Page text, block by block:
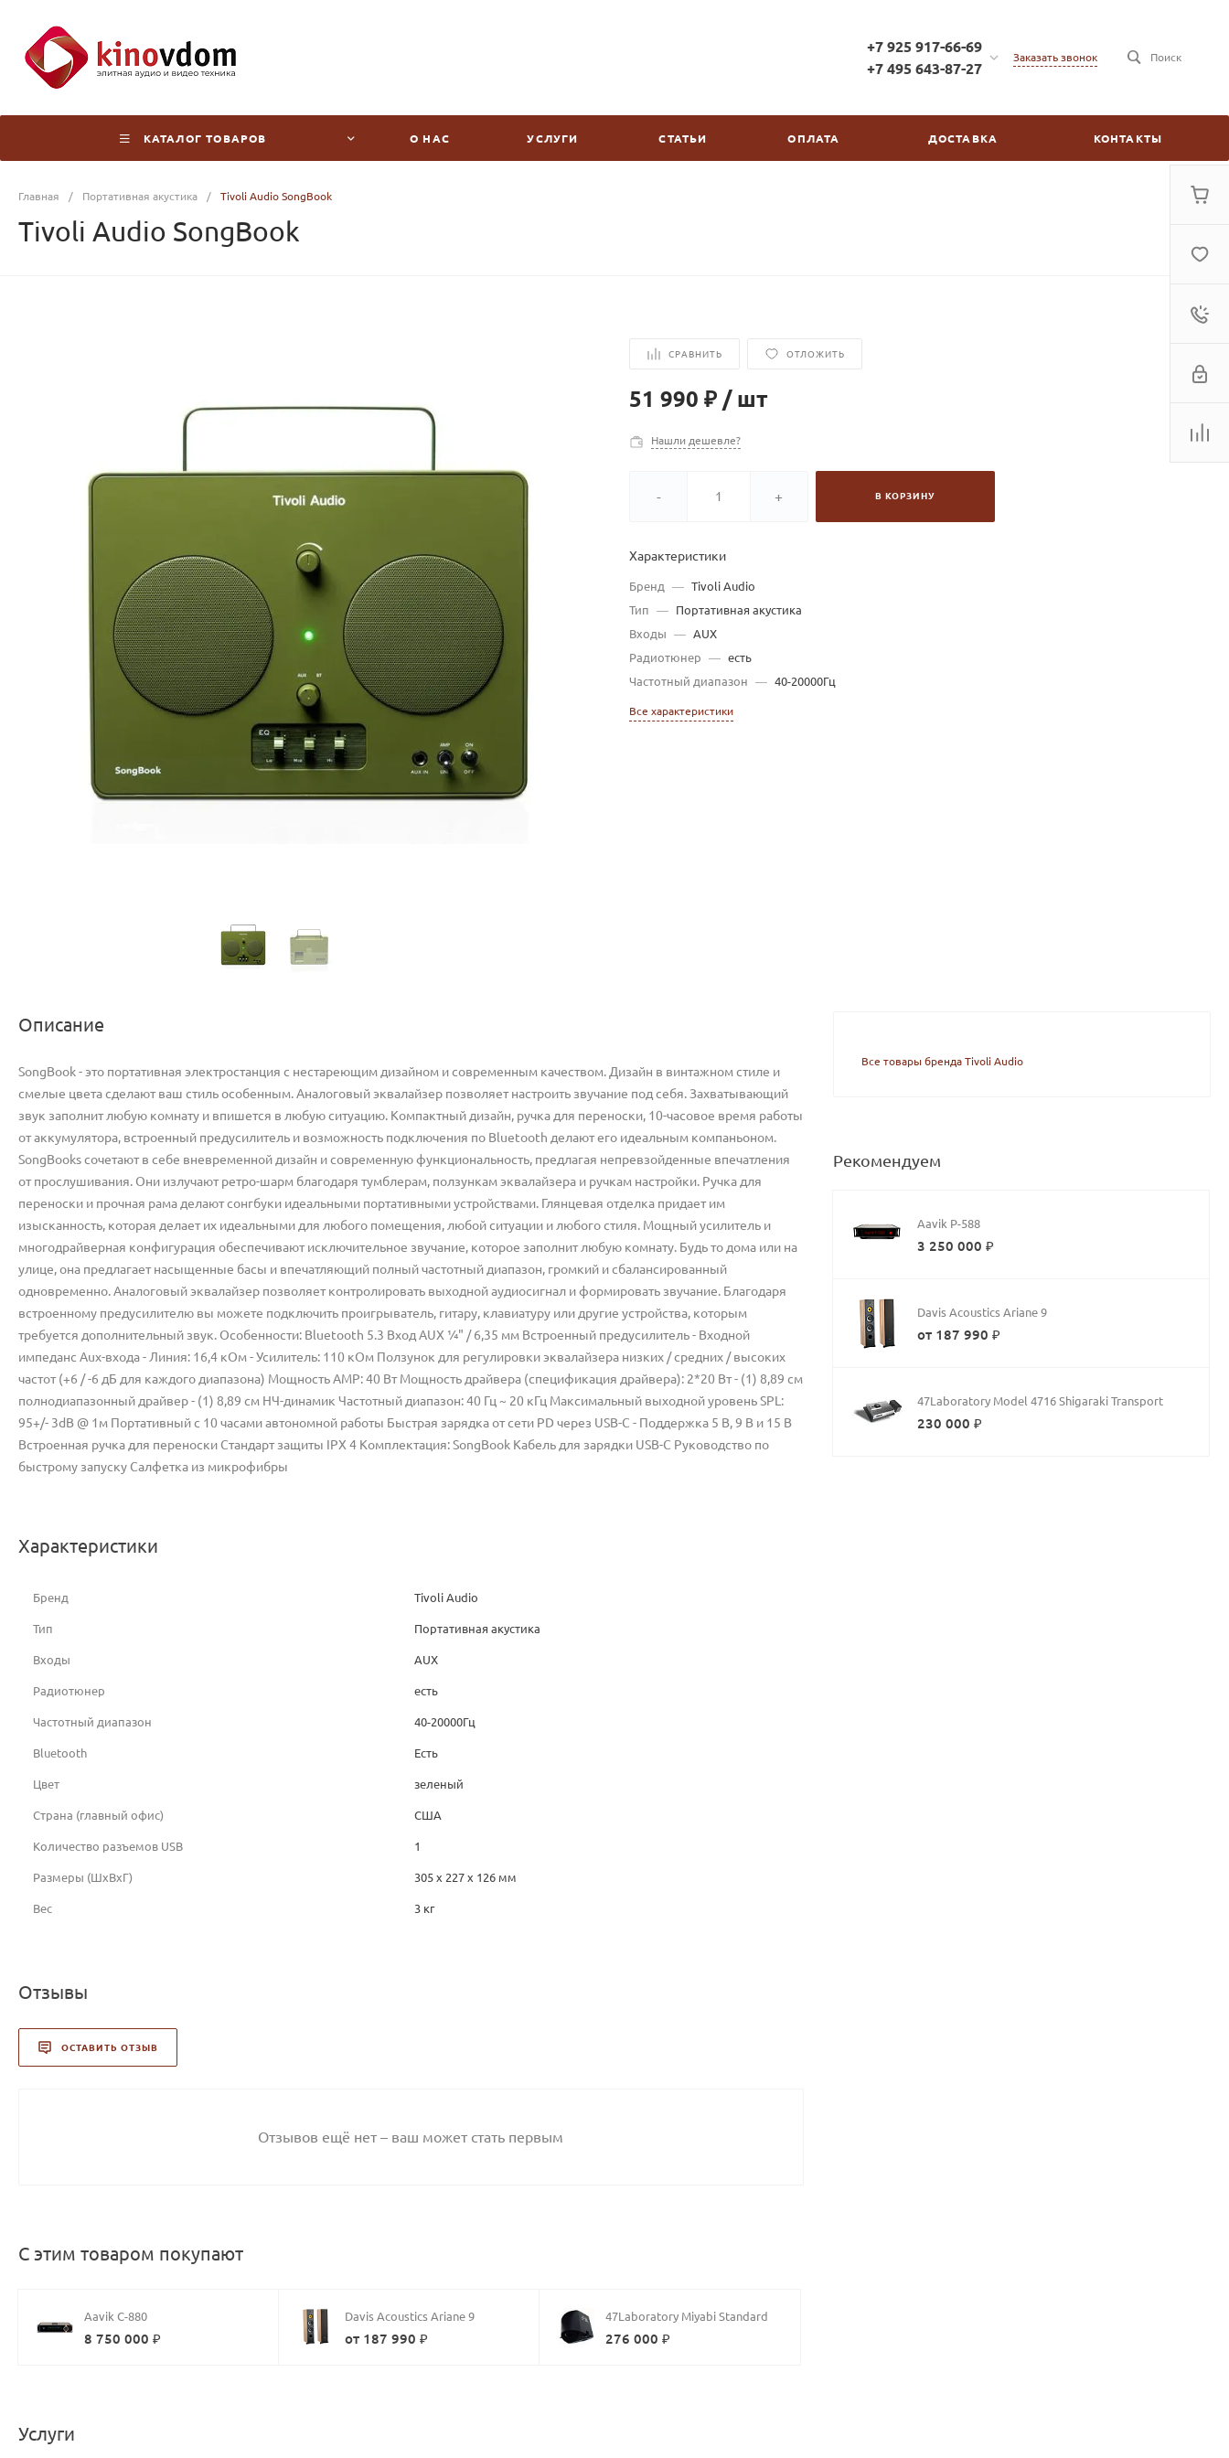
+7 925 917-66-69
+7 495 643-87-27
д.2/30
Заказать звонок Поиск
КАТАЛОГ ТОВАРОВ О НАС УСЛУГИ СТАТЬИ ОПЛАТА ДОСТАВКА КОНТАКТЫ
Главная / Портативная акустика / Tivoli Audio SongBook
Tivoli Audio SongBook
СРАВНИТЬ ОТЛОЖИТЬ
51 990 ₽ / шт
Нашли дешевле?
- + В КОРЗИНУ
Характеристики
Бренд — Tivoli Audio
Тип
—
Портативная акустика
Входы
— AUX
Радиотюнер
— есть
Частотный диапазон
— 40-20000Гц
Все характеристики
Описание
SongBook - это портативная электростанция с нестареющим дизайном и современным качеством. Дизайн в винтажном стиле и
смелые цвета сделают ваш стиль особенным. Аналоговый эквалайзер позволяет настроить звучание под себя. Захватывающий
звук заполнит любую комнату и впишется в любую ситуацию. Компактный дизайн, ручка для переноски, 10-часовое время работы
от аккумулятора, встроенный предусилитель и возможность подключения по Bluetooth делают его идеальным компаньоном.
SongBooks сочетают в себе вневременной дизайн и современную функциональность, предлагая непревзойденные впечатления
от прослушивания. Они излучают ретро-шарм благодаря тумблерам, ползункам эквалайзера и ручкам настройки. Ручка для
переноски и прочная рама делают сонгбуки идеальными портативными устройствами. Глянцевая отделка придает им
изысканность, которая делает их идеальными для любого помещения, любой ситуации и любого стиля. Мощный усилитель и
многодрайверная конфигурация обеспечивают исключительное звучание, которое заполнит любую комнату. Будь то дома или на
улице, она предлагает насыщенные басы и впечатляющий полный частотный диапазон, громкий и сбалансированный
одновременно. Аналоговый эквалайзер позволяет контролировать выходной аудиосигнал и формировать звучание. Благодаря
встроенному предусилителю вы можете подключить проигрыватель, гитару, клавиатуру или другие устройства, которым
требуется дополнительный звук. Особенности: Bluetooth 5.3 Вход AUX ¼" / 6,35 мм Встроенный предусилитель - Входной
импеданс Aux-входа - Линия: 16,4 кОм - Усилитель: 110 кОм Ползунок для регулировки эквалайзера низких / средних / высоких
частот (+6 / -6 дБ для каждого диапазона) Мощность AMP: 40 Вт Мощность драйвера (спецификация драйвера): 2*20 Вт - (1) 8,89 см
полнодиапазонный драйвер - (1) 8,89 см НЧ-динамик Частотный диапазон: 40 Гц ~ 20 кГц Максимальный выходной уровень SPL:
95+/- 3dB @ 1м Портативный с 10 часами автономной работы Быстрая зарядка от сети PD через USB-C - Поддержка 5 В, 9 В и 15 В
Встроенная ручка для переноски Стандарт защиты IPX 4 Комплектация: SongBook Кабель для зарядки USB-C Руководство по
быстрому запуску Салфетка из микрофибры
Характеристики
Бренд Tivoli Audio
Тип Портативная акустика
Входы AUX
Радиотюнер есть
Частотный диапазон 40-20000Гц
Bluetooth Есть
Цвет зеленый
Страна (главный офис) США
Количество разъемов USB 1
Размеры (ШxВxГ) 305 x 227 x 126 мм
Вес 3 кг
Отзывы
ОСТАВИТЬ ОТЗЫВ
Отзывов ещё нет – ваш может стать первым
С этим товаром покупают
Aavik C-880
8 750 000 ₽
Davis Acoustics Ariane 9
от 187 990 ₽
47Laboratory Miyabi Standard
276 000 ₽
Услуги
Все товары бренда Tivoli Audio
Рекомендуем
Aavik P-588
3 250 000 ₽
Davis Acoustics Ariane 9
от 187 990 ₽
47Laboratory Model 4716 Shigaraki Transport
230 000 ₽